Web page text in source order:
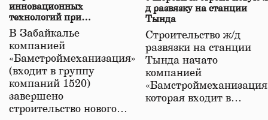
инновационных
технологий при
строительстве нового моста
в Забайкалье
В Забайкалье
компанией
«Бамстроймеханизация»
(входит в группу
компаний 1520)
завершено
строительство нового…
д развязку на станции
Тында
Строительство ж/д
развязки на станции
Тында начато
компанией
которая входит в…